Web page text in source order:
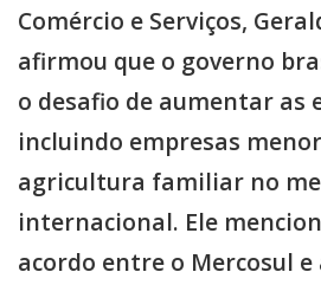
Comércio e Serviços,
afirmou que o governo
o desafio de aumentar as
incluindo empresas
agricultura familiar no
internacional. Ele
acordo entre o Mercosul e